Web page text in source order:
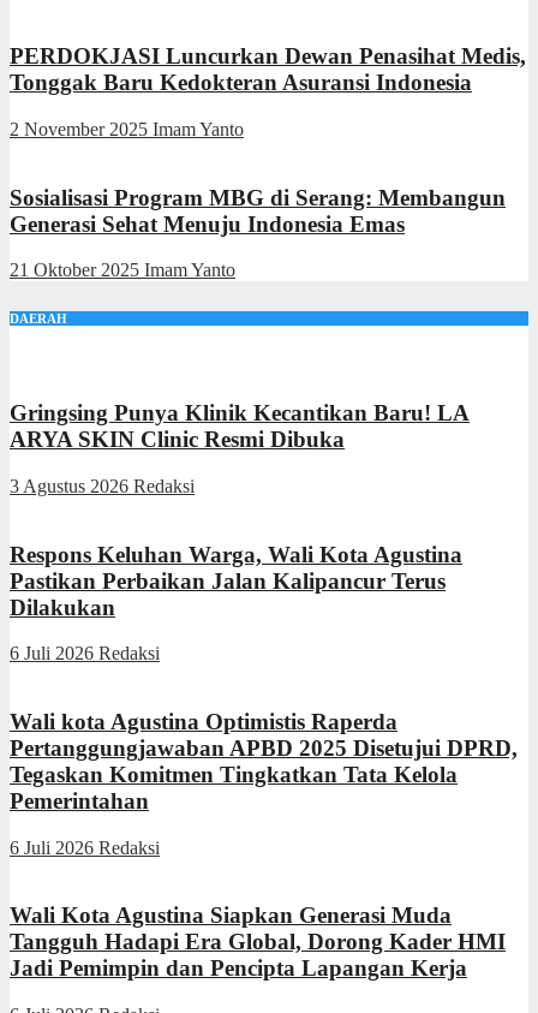
PERDOKJASI Luncurkan Dewan Penasihat Medis,
Tonggak Baru Kedokteran Asuransi Indonesia
2 November 2025 Imam Yanto
Sosialisasi Program MBG di Serang: Membangun
Generasi Sehat Menuju Indonesia Emas
21 Oktober 2025 Imam Yanto
DAERAH
Gringsing Punya Klinik Kecantikan Baru! LA
ARYA SKIN Clinic Resmi Dibuka
3 Agustus 2026 Redaksi
Respons Keluhan Warga, Wali Kota Agustina
Pastikan Perbaikan Jalan Kalipancur Terus
Dilakukan
6 Juli 2026 Redaksi
Wali kota Agustina Optimistis Raperda
Pertanggungjawaban APBD 2025 Disetujui DPRD,
Tegaskan Komitmen Tingkatkan Tata Kelola
Pemerintahan
6 Juli 2026 Redaksi
Wali Kota Agustina Siapkan Generasi Muda
Tangguh Hadapi Era Global, Dorong Kader HMI
Jadi Pemimpin dan Pencipta Lapangan Kerja